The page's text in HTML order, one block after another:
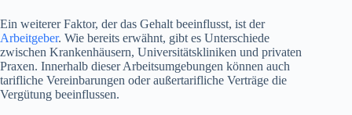
Ein weiterer Faktor, der das Gehalt beeinflusst, ist der
Arbeitgeber. Wie bereits erwähnt, gibt es Unterschiede
zwischen Krankenhäusern, Universitätskliniken und privaten
Praxen. Innerhalb dieser Arbeitsumgebungen können auch
tarifliche Vereinbarungen oder außertarifliche Verträge die
Vergütung beeinflussen.